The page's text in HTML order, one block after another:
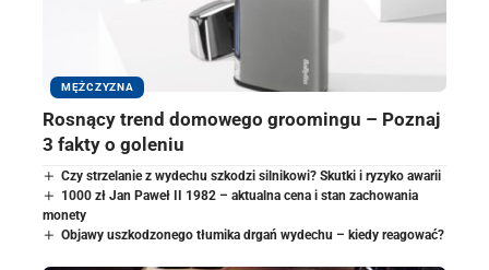
MĘŻCZYZNA
Rosnący trend domowego groomingu – Poznaj
3 fakty o goleniu
Czy strzelanie z wydechu szkodzi silnikowi? Skutki i ryzyko awarii
1000 zł Jan Paweł II 1982 – aktualna cena i stan zachowania
monety
Objawy uszkodzonego tłumika drgań wydechu – kiedy reagować?